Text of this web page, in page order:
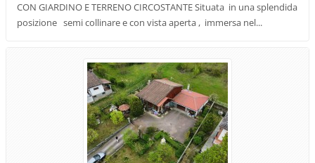
CON GIARDINO E TERRENO CIRCOSTANTE Situata in una splendida
posizione semi collinare e con vista aperta , immersa nel...